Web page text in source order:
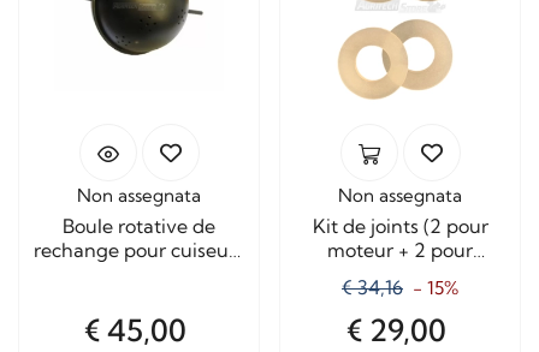
Non assegnata
Boule rotative de
rechange pour cuiseurs
€ 45,00
Non assegnata
Kit de joints (2 pour
moteur + 2 pour
bougie) pour
POLENTERA
€ 34,16 - 15%
€ 29,00